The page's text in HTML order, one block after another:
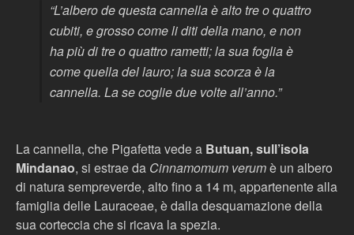
“L’albero de questa cannella è alto tre o quattro
cubiti, e grosso come li diti della mano, e non
ha più di tre o quattro rametti; la sua foglia è
come quella del lauro; la sua scorza è la
cannella. La se coglie due volte all’anno.”
La cannella, che Pigafetta vede a Butuan, sull’isola
Mindanao, si estrae da Cinnamomum verumè un albero
di natura sempreverde, alto fino a 14 m, appartenente alla
famiglia delle Lauraceae, è dalla desquamazione della
sua corteccia che si ricava la spezia.